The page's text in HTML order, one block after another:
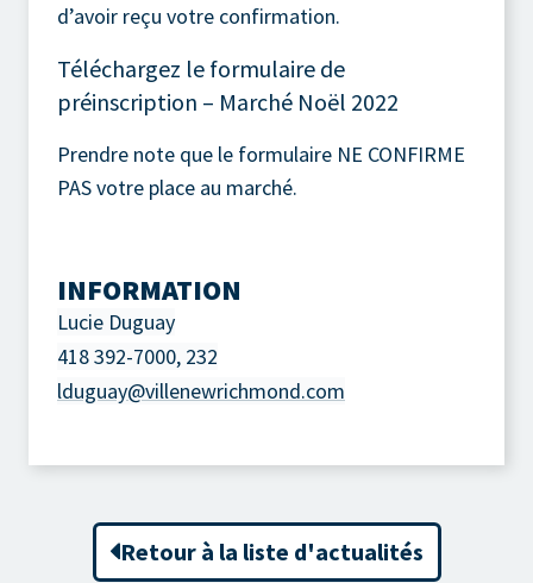
d’avoir reçu votre confirmation.
Téléchargez le formulaire de
préinscription – Marché Noël 2022
Prendre note que le formulaire NE CONFIRME
PAS votre place au marché.
INFORMATION
Lucie Duguay
418 392-7000, 232
lduguay@villenewrichmond.com
Retour à la liste d'actualités